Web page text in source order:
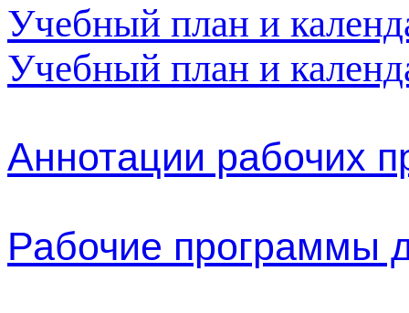
Учебный план и
Учебный план и
Аннотации рабочих
Рабочие программы